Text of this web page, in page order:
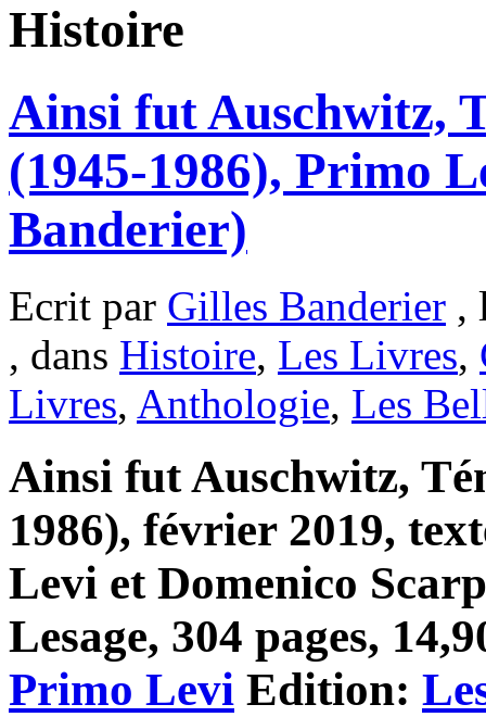
Histoire
Ainsi fut Auschwitz,
(1945-1986), Primo
Banderier)
Ecrit par Gilles Banderier ,
, dans Histoire, Les Livres,
Livres, Anthologie, Les
Ainsi fut Auschwitz,
1986), février 2019,
Levi et Domenico
Lesage, 304 pages,
Primo Levi Edition: